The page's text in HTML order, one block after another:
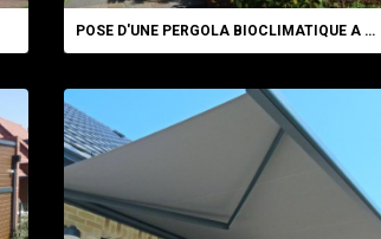
POSE D'UNE PERGOLA BIOCLIMATIQUE A WEST ...